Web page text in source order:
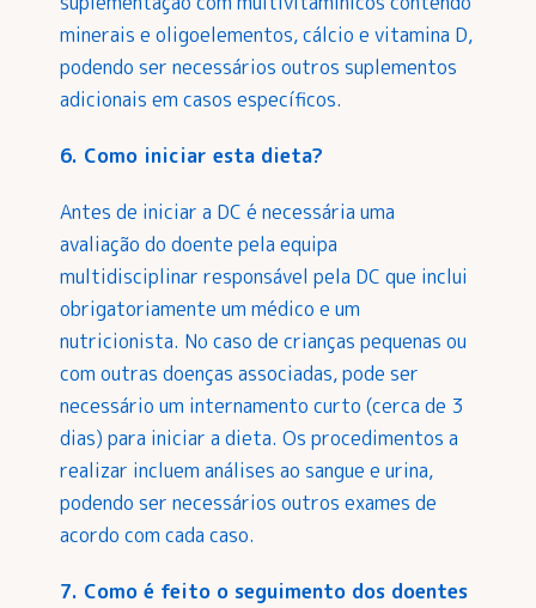
minerais e oligoelementos, cálcio e vitamina D,
podendo ser necessários outros suplementos
adicionais em casos específicos.
6. Como iniciar esta dieta?
Antes de iniciar a DC é necessária uma
avaliação do doente pela equipa
multidisciplinar responsável pela DC que inclui
obrigatoriamente um médico e um
nutricionista. No caso de crianças pequenas ou
com outras doenças associadas, pode ser
necessário um internamento curto (cerca de 3
dias) para iniciar a dieta. Os procedimentos a
realizar incluem análises ao sangue e urina,
podendo ser necessários outros exames de
acordo com cada caso.
7. Como é feito o seguimento dos doentes